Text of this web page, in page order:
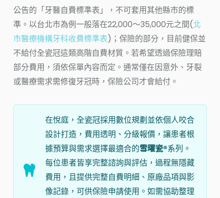
公告的「牙醫自費標準表」，不可套用其他縣市的標
準。以台北市為例一般落在22,000～35,000元之間(北
市醫療機構牙科收費標準表)；保險的部分，目前健保並
不給付全瓷冠這類高階自費材質。若希望透過保險理賠
部分費用，須依保單內容而定。通常僅在因意外、牙裂
或醫療需求需修復牙冠時，保險公司才會給付。
在悅庭，全瓷冠採用數位規劃並依個人咬合
設計打造，費用透明、分級報價，讓患者根
據預算與需求選擇最適合的雪曜瓷®系列。
每位患者皆享完整諮詢與評估，過程無隱藏
費用，且提供完整自費明細、原廠品項與影
像記錄，可供保險申請使用。如需協助整理